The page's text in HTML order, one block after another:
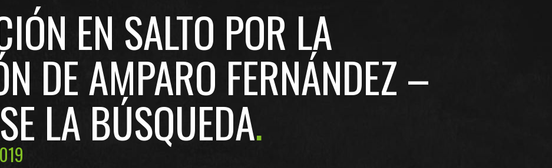
EN SALTO POR LA
DE AMPARO FERNÁNDEZ –
LA BÚSQUEDA